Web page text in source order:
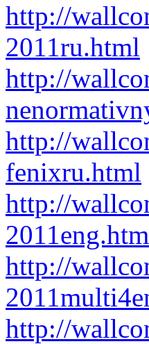
http://
2011ru.html
http://
http://
fenixru.html
http://
http://
http://